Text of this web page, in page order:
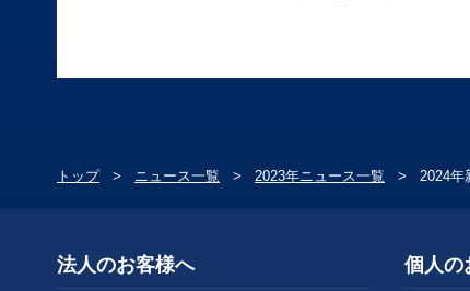
トップ ニュース一覧 2023年ニュース一覧 2024年
法人のお客様へ 個人の